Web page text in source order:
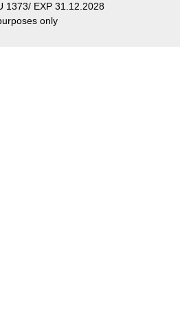
1373/ EXP 31.12.2028
only